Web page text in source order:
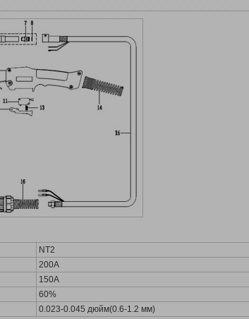
NT2
200А
150А
60%
0.023-0.045 дюйм(0.6-1.2 мм)